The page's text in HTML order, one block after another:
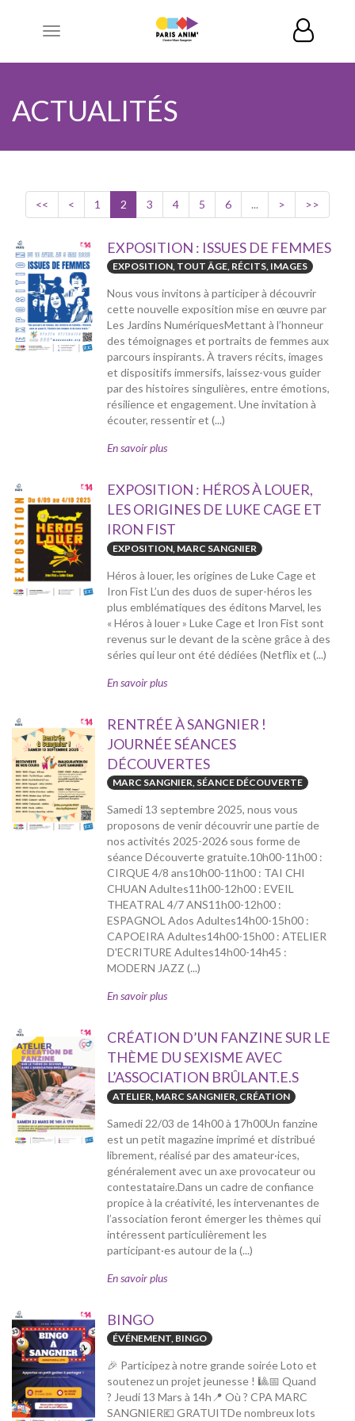
Toggle
ACTUALITÉS
<< < 1 2 3 4 5 6 ... > >>
EXPOSITION : ISSUES DE FEMMES
EXPOSITION, TOUT ÂGE, RÉCITS, IMAGES
Nous vous invitons à participer à découvrir
cette nouvelle exposition mise en œuvre par
Les Jardins NumériquesMettant à l’honneur
des témoignages et portraits de femmes aux
parcours inspirants. À travers récits, images
et dispositifs immersifs, laissez-vous guider
par des histoires singulières, entre émotions,
résilience et engagement. Une invitation à
écouter, ressentir et (...)
En savoir plus
EXPOSITION : HÉROS À LOUER,
LES ORIGINES DE LUKE CAGE ET
IRON FIST
EXPOSITION, MARC SANGNIER
Héros à louer, les origines de Luke Cage et
Iron Fist L’un des duos de super-héros les
plus emblématiques des éditons Marvel, les
« Héros à louer » Luke Cage et Iron Fist sont
revenus sur le devant de la scène grâce à des
séries qui leur ont été dédiées (Netflix et (...)
En savoir plus
RENTRÉE À SANGNIER !
JOURNÉE SÉANCES
DÉCOUVERTES
MARC SANGNIER, SÉANCE DÉCOUVERTE
Samedi 13 septembre 2025, nous vous
proposons de venir découvrir une partie de
nos activités 2025-2026 sous forme de
séance Découverte gratuite.10h00-11h00 :
CIRQUE 4/8 ans10h00-11h00 : TAI CHI
CHUAN Adultes11h00-12h00 : EVEIL
THEATRAL 4/7 ANS11h00-12h00 :
ESPAGNOL Ados Adultes14h00-15h00 :
CAPOEIRA Adultes14h00-15h00 : ATELIER
D'ECRITURE Adultes14h00-14h45 :
MODERN JAZZ (...)
En savoir plus
CRÉATION D’UN FANZINE SUR LE
THÈME DU SEXISME AVEC
L’ASSOCIATION BRÛLANT.E.S
ATELIER, MARC SANGNIER, CRÉATION
Samedi 22/03 de 14h00 à 17h00Un fanzine
est un petit magazine imprimé et distribué
librement, réalisé par des amateur·ices,
généralement avec un axe provocateur ou
contestataire.Dans un cadre de confiance
propice à la créativité, les intervenantes de
l’association feront émerger les thèmes qui
intéressent particulièrement les
participant·es autour de la (...)
En savoir plus
BINGO
ÉVÉNEMENT, BINGO
🎉 Participez à notre grande soirée Loto et
soutenez un projet jeunesse ! 🎱📅 Quand
? Jeudi 13 Mars à 14h📍 Où ? CPA MARC
SANGNIER💶 GRATUITDe nombreux lots